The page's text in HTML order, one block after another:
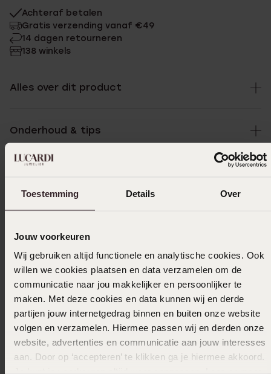
Toestemming Details Over
Jouw voorkeuren
Wij gebruiken altijd functionele en analytische cookies. Ook
willen we cookies plaatsen en data verzamelen om de
communicatie naar jou makkelijker en persoonlijker te
maken. Met deze cookies en data kunnen wij en derde
partijen jouw internetgedrag binnen en buiten onze website
volgen en verzamelen. Hiermee passen wij en derden onze
website, advertenties en communicatie aan jouw interesses
aan. Door op ‘accepteren’ te klikken ga je hiermee akkoord.
Achteraf betalen
Gratis verzending vanaf €49
14 dagen retourneren
138 winkels
Alles over dit product
Onderhoud & tips
Uitverkocht
Ook leuk voor jou
Anderen kochten ook